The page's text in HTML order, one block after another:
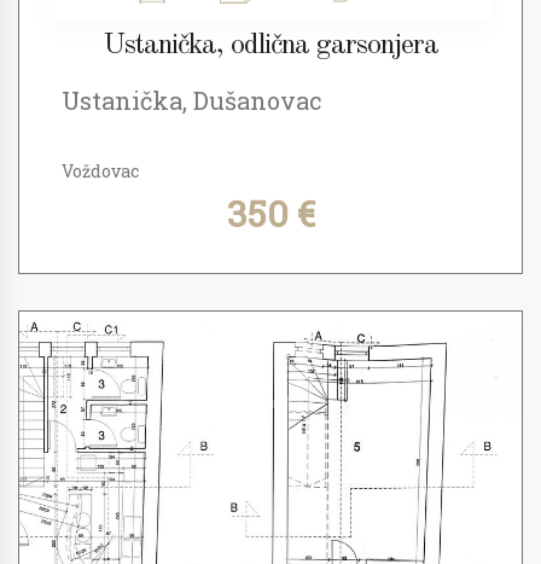
Ustanička, odlična garsonjera
Ustanička, Dušanovac
Voždovac
350 €